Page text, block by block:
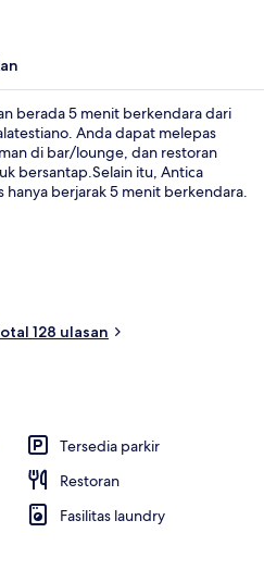
berada 5 menit berkendara dari
Anda dapat melepas
di bar/lounge, dan restoran
bersantap.Selain itu, Antica
hanya berjarak 5 menit berkendara.
128 ulasan
Tersedia parkir
Restoran
Fasilitas laundry